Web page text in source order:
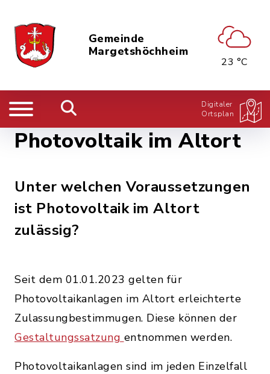
Gemeinde
Margetshöchheim
23 °C
Digitaler
Ortsplan
Photovoltaik im Altort
Unter welchen Voraussetzungen
ist Photovoltaik im Altort
zulässig?
Seit dem 01.01.2023 gelten für
Photovoltaikanlagen im Altort erleichterte
Zulassungbestimmugen. Diese können der
Gestaltungssatzung entnommen werden.
Photovoltaikanlagen sind im jeden Einzelfall